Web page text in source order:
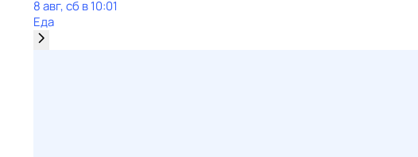
8 авг, сб в 10:01
Еда